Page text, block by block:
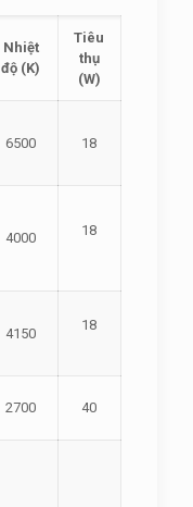
Nhiệt
độ (K)
Tiêu
thụ
(W)
6500 18
4000 18
4150
18
2700 40